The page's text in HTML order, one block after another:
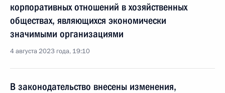
корпоративных отношений в хозяйственных
обществах, являющихся экономически
значимыми организациями
4 августа 2023 года, 19:10
В законодательство внесены изменения,